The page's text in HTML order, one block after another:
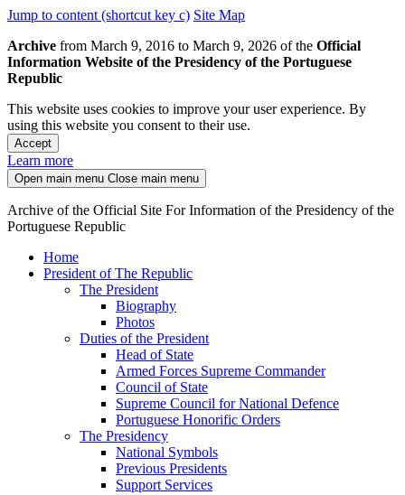
Jump to content (shortcut key c) Site Map
Archive from March 9, 2016 to March 9, 2026 of the Official
Information Website of the Presidency of the Portuguese
Republic
This website uses cookies to improve your user experience. By
using this website you consent to their use.
Accept
Learn more
Open main menu Close main menu
Archive of the Official Site For Information of the Presidency of the
Portuguese Republic
Home
President of The Republic
The President
Biography
Photos
Duties of the President
Head of State
Armed Forces Supreme Commander
Council of State
Supreme Council for National Defence
Portuguese Honorific Orders
The Presidency
National Symbols
Previous Presidents
Support Services